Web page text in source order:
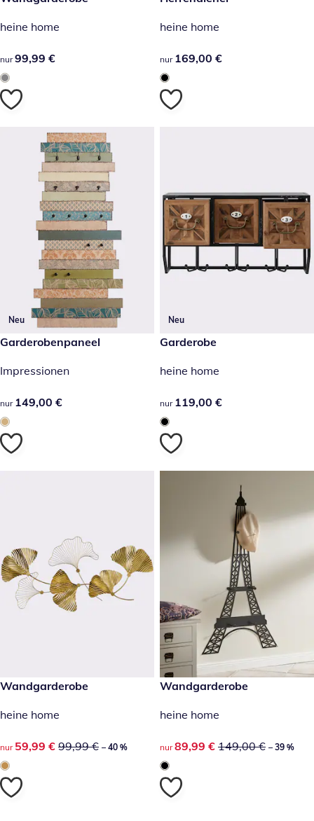
heine home
99,99 €
nur 99,99 €
heine home
169,00 €
nur 169,00 €
Neu
149,00 €
Garderobenpaneel
Impressionen
149,00 €
nur 149,00 €
Neu
119,00 €
Garderobe
heine home
119,00 €
nur 119,00 €
reduzierter Preis 59,99 €, vorheriger Preis: 99,99 €
-40 %
Wandgarderobe
heine home
reduzierter Preis 59,99 €, vorheriger Preis: 99,99 €
nur 59,99 € 99,99 € – 40 %
reduzierter Preis 89,99 €,
-39 %
Wandgarderobe
heine home
reduzierter Preis 89,99 €,
nur 89,99 € 149,00 € – 39 %